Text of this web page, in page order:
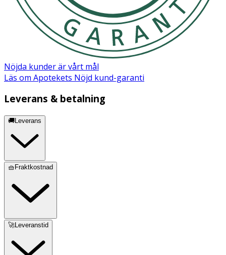
Nöjda kunder är vårt mål
Läs om Apotekets Nöjd kund-garanti
Leverans & betalning
🚚Leverans
🧺Fraktkostnad
🚀Leveranstid